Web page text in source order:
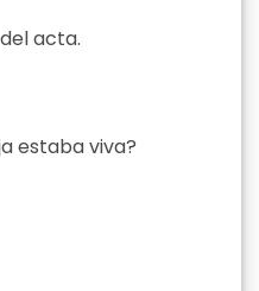
acta.
estaba viva?